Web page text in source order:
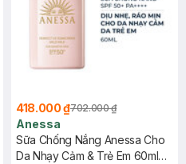
418.000 ₫702.000 ₫
Anessa
Sữa Chống Nắng Anessa Cho
Da Nhạy Cảm & Trẻ Em 60ml